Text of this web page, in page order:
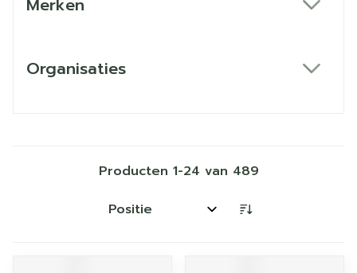
Merken
Organisaties
Producten 1-24 van 489
Sorteer op: